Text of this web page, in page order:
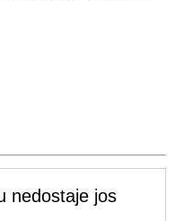
nedostaje jos